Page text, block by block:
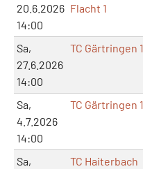
20.6.2026
14:00
Flacht 1
Sa,
27.6.2026
14:00
TC Gärtringen 1
Sa,
4.7.2026
14:00
TC Gärtringen 1
Sa,
TC Haiterbach